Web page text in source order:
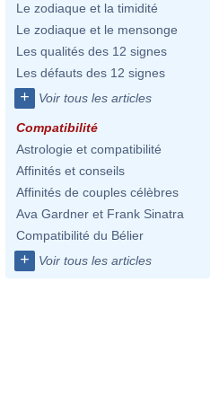
Le zodiaque et la timidité
Le zodiaque et le mensonge
Les qualités des 12 signes
Les défauts des 12 signes
+ Voir tous les articles
Compatibilité
Astrologie et compatibilité
Affinités et conseils
Affinités de couples célèbres
Ava Gardner et Frank Sinatra
Compatibilité du Bélier
+ Voir tous les articles